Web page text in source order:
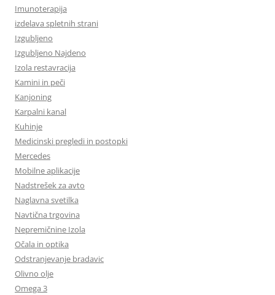
Imunoterapija
izdelava spletnih strani
Izgubljeno
Izgubljeno Najdeno
Izola restavracija
Kamini in peči
Kanjoning
Karpalni kanal
Kuhinje
Medicinski pregledi in postopki
Mercedes
Mobilne aplikacije
Nadstrešek za avto
Naglavna svetilka
Navtična trgovina
Nepremičnine Izola
Očala in optika
Odstranjevanje bradavic
Olivno olje
Omega 3